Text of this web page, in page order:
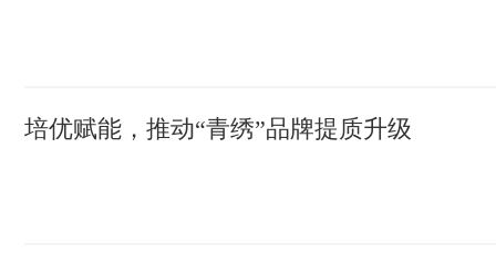
培优赋能，推动“青绣”品牌提质升级